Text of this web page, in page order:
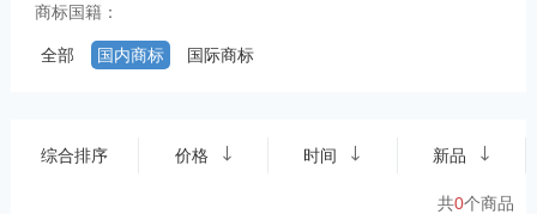
商标国籍：
全部 国内商标 国际商标
综合排序 价格 时间 新品
共0个商品